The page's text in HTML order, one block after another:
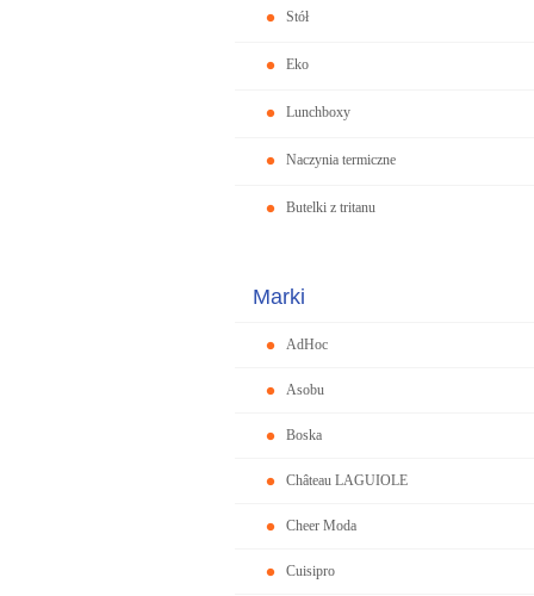
Stół
Eko
Lunchboxy
Naczynia termiczne
Butelki z tritanu
Marki
AdHoc
Asobu
Boska
Château LAGUIOLE
Cheer Moda
Cuisipro